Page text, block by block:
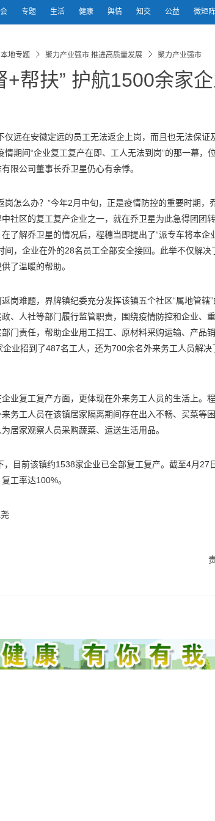
专题 生活 健康 舆情 知交 公益 微矩阵
本地专题 聚力产业强市 推进高质量发展 聚力产业强市
+帮扶” 护航1500余家
仅远在安徽定远的员工无法返企上岗，而且也无法保证
期间“企业复工复产在即、工人无法到岗”的那一幕，
限公司董事长乔卫星仍心有余悸。
岗怎么办？”今年2月中旬，正是疫情防控的重要时期，
社区的复工复产企业之一，就在乔卫星为此急得团团
了解乔卫星的情况后，程穗当即提出了“派专车将本企
间，企业在外的28名员工全部安全接回。此举不仅解决
了温暖的帮助。
岗难题，界牌镇纪委充分发挥该镇五个社区“属地管辖
、人社等部门履行监管职责，围绕疫情防控和企业、
门责任，帮助企业用工招工、原材料采购运输、产品
业招到了487名工人，还为700余名外来务工人员解决
业复工复产方面，更体现在外来务工人员的生活上。
务工人员在该镇居家隔离期间存在出入不畅、买菜等
居家观察人员采购蔬菜、运送生活用品。
，目前该镇约1538家企业已全部复工复产。截至4月27
工率达100%。